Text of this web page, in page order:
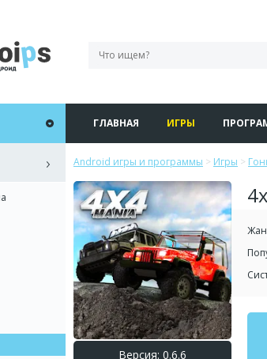
ГЛАВНАЯ ИГРЫ
Android игры и программы > Игры >
Версия: 0.6.6